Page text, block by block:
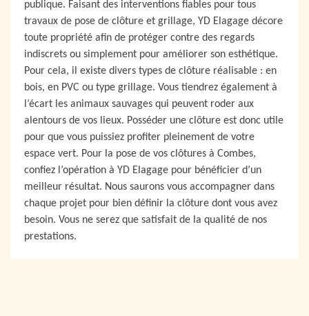
publique. Faisant des interventions fiables pour tous
travaux de pose de clôture et grillage, YD Elagage décore
toute propriété afin de protéger contre des regards
indiscrets ou simplement pour améliorer son esthétique.
Pour cela, il existe divers types de clôture réalisable : en
bois, en PVC ou type grillage. Vous tiendrez également à
l’écart les animaux sauvages qui peuvent roder aux
alentours de vos lieux. Posséder une clôture est donc utile
pour que vous puissiez profiter pleinement de votre
espace vert. Pour la pose de vos clôtures à Combes,
confiez l’opération à YD Elagage pour bénéficier d’un
meilleur résultat. Nous saurons vous accompagner dans
chaque projet pour bien définir la clôture dont vous avez
besoin. Vous ne serez que satisfait de la qualité de nos
prestations.